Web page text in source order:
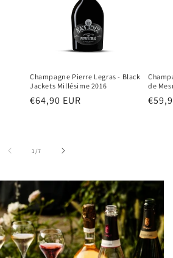
Champagne Pierre Legras - Black
Jackets Millésime 2016
Normaler
€64,90 EUR
de
1/von
7